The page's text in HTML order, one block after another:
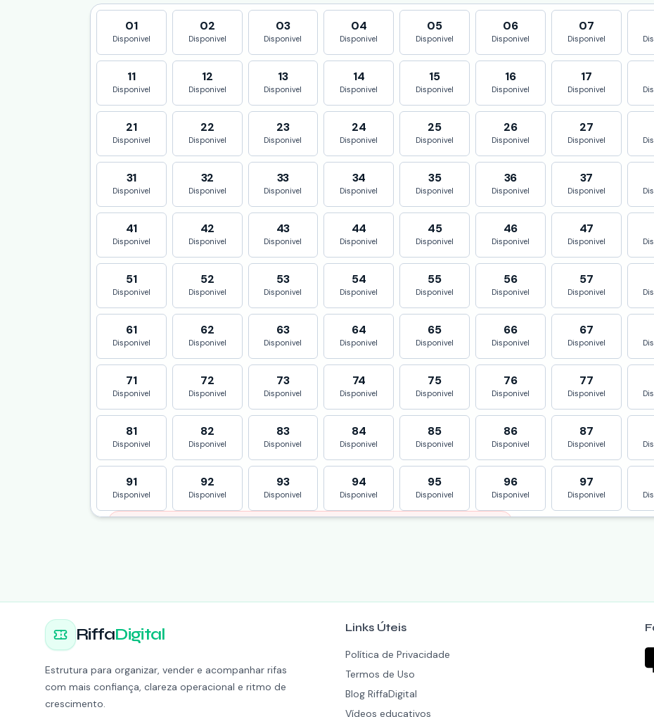
01
Disponivel
02
Disponivel
03
Disponivel
04
Disponivel
05
Disponivel
06
Disponivel
07
Disponivel
11
Disponivel
12
Disponivel
13
Disponivel
14
Disponivel
15
Disponivel
16
Disponivel
17
Disponivel
21
Disponivel
22
Disponivel
23
Disponivel
24
Disponivel
25
Disponivel
26
Disponivel
27
Disponivel
31
Disponivel
32
Disponivel
33
Disponivel
34
Disponivel
35
Disponivel
36
Disponivel
37
Disponivel
41
Disponivel
42
Disponivel
43
Disponivel
44
Disponivel
45
Disponivel
46
Disponivel
47
Disponivel
51
Disponivel
52
Disponivel
53
Disponivel
54
Disponivel
55
Disponivel
56
Disponivel
57
Disponivel
61
Disponivel
62
Disponivel
63
Disponivel
64
Disponivel
65
Disponivel
66
Disponivel
67
Disponivel
71
Disponivel
72
Disponivel
73
Disponivel
74
Disponivel
75
Disponivel
76
Disponivel
77
Disponivel
81
Disponivel
82
Disponivel
83
Disponivel
84
Disponivel
85
Disponivel
86
Disponivel
87
Disponivel
91
Disponivel
92
Disponivel
93
Disponivel
94
Disponivel
95
Disponivel
96
Disponivel
97
Disponivel
Status atual: reprovado
RiffaDigital
Estrutura para organizar, vender e acompanhar rifas
com mais confiança, clareza operacional e ritmo de
crescimento.
Links Úteis
Política de Privacidade
Termos de Uso
Blog RiffaDigital
Vídeos educativos